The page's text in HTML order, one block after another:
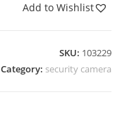
Add to Wishlist
SKU: 103229
Category: security camera